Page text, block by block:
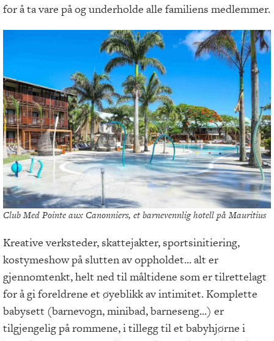
for å ta vare på og underholde alle familiens medlemmer.
Club Med Pointe aux Canonniers, et barnevennlig hotell på Mauritius
Kreative verksteder, skattejakter, sportsinitiering,
kostymeshow på slutten av oppholdet... alt er
gjennomtenkt, helt ned til måltidene som er tilrettelagt
for å gi foreldrene et øyeblikk av intimitet. Komplette
babysett (barnevogn, minibad, barneseng...) er
tilgjengelig på rommene, i tillegg til et babyhjørne i